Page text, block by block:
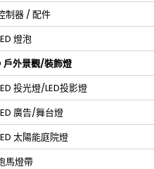
制器 / 配件
燈泡
戶外景觀/裝飾燈
投光燈/LED投影燈
廣告/舞台燈
太陽能庭院燈
馬燈帶